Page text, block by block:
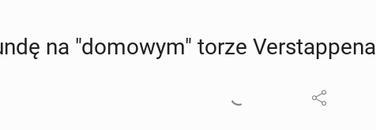
na "domowym" torze Ver­stap­pe­na